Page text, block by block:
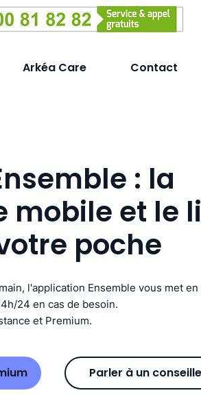
Arkéa Care Contact
: la
mobile et le
poche
l'application Ensemble vous met
24 en cas de besoin.
et Premium.
Parler à un